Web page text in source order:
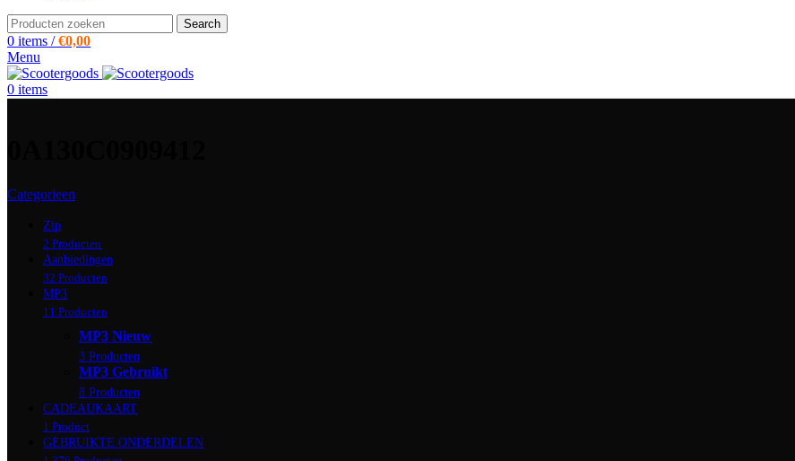
Search
0 items / €0,00
Menu
0 items
Categorieen
Zip
2 Producten
Aanbiedingen
32 Producten
MP3
11 Producten
MP3 Nieuw
3 Producten
MP3 Gebruikt
8 Producten
CADEAUKAART
1 Product
GEBRUIKTE ONDERDELEN